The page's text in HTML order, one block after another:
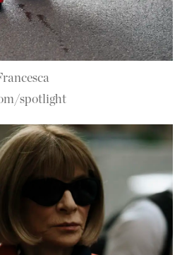
spotlight